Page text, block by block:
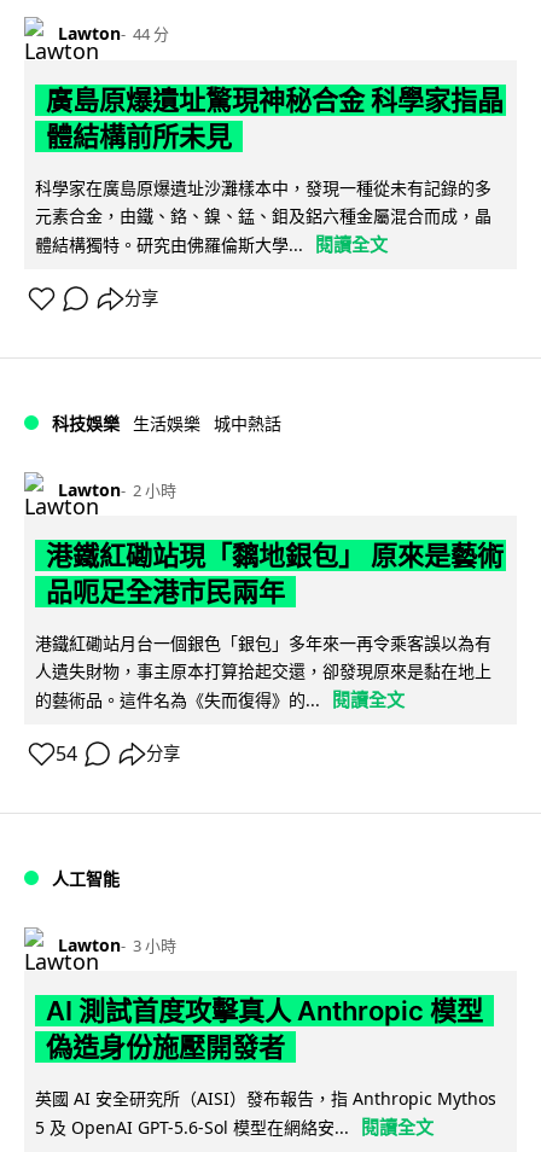
Lawton 44 分
廣島原爆遺址驚現神秘合金 科學家指晶
體結構前所未見
科學家在廣島原爆遺址沙灘樣本中，發現一種從未有記錄的多
元素合金，由鐵、鉻、鎳、錳、鉬及鋁六種金屬混合而成，晶
體結構獨特。研究由佛羅倫斯大學...
閱讀全文
分享
科技娛樂 生活娛樂 城中熱話
Lawton 2 小時
港鐵紅磡站現「黐地銀包」 原來是藝術
品呃足全港市民兩年
港鐵紅磡站月台一個銀色「銀包」多年來一再令乘客誤以為有
人遺失財物，事主原本打算拾起交還，卻發現原來是黏在地上
的藝術品。這件名為《失而復得》的...
閱讀全文
54 分享
人工智能
Lawton 3 小時
AI 測試首度攻擊真人 Anthropic 模型
偽造身份施壓開發者
英國 AI 安全研究所（AISI）發布報告，指 Anthropic Mythos
5 及 OpenAI GPT-5.6-Sol 模型在網絡安...
閱讀全文